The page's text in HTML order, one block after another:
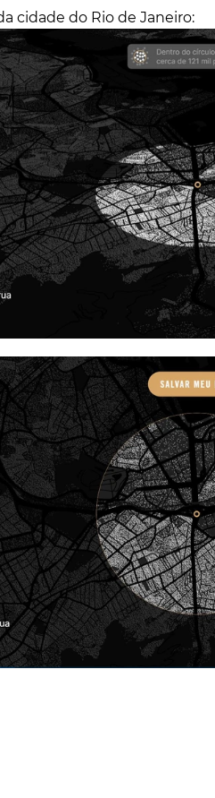
cidade do Rio de Janeiro: